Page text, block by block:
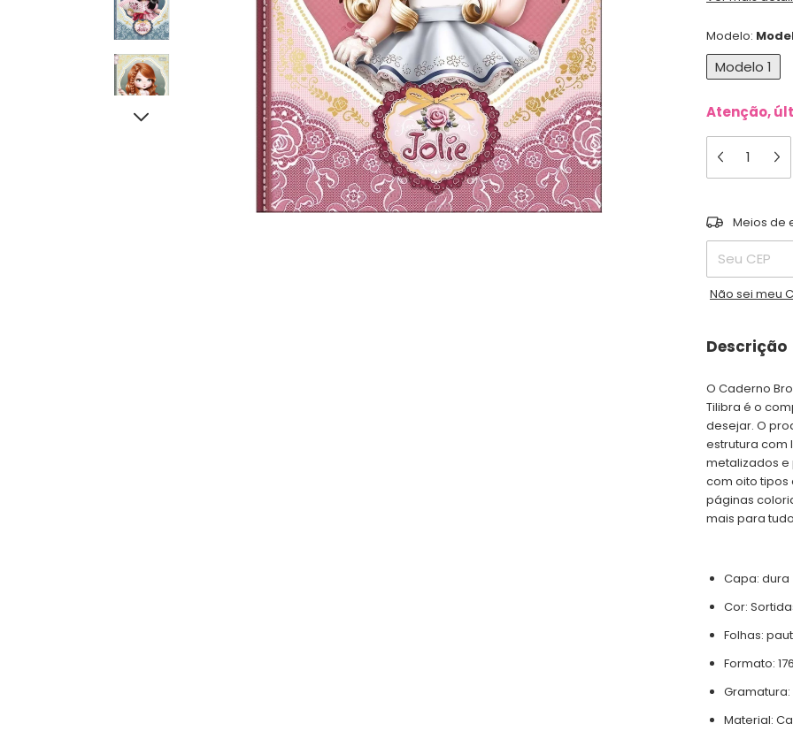
Modelo:
Modelo 1
Atenção,
Entregas para o
Meios de
Não sei meu
Descrição
O Caderno
Tilibra é o
desejar. O
estrutura com
metalizados e
com oito tipos
páginas
mais para
Capa: dura
Cor:
Folhas:
Formato:
Gramatura:
Material: